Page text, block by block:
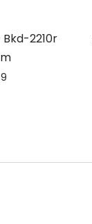
2210r